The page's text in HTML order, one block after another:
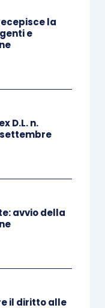
possibilità di
anche un
la
la
l’installazione
di
di protezione
massimo
è pari a
65% delle
sale all’80%
la
e
D.L. n.
avvio della
il diritto alle